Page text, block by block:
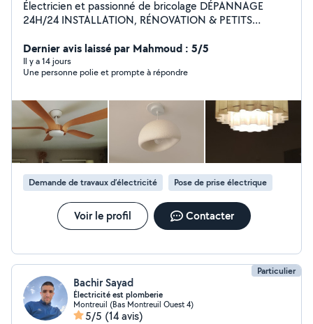
Électricien et passionné de bricolage DÉPANNAGE
24H/24 INSTALLATION, RÉNOVATION & PETITS
dans l'électricité bâtiment, tertiaire et industriel.
Disponible immédiatement 7j/7 Dépannage d'urgence
24h/24 ________________________________________ Prestations
disjoncteurs HS) Petites réparations électriques (prises,
interrupteurs, luminaires, sonnettes, etc.) Installation et
rénovation de tableaux électriques Tirage de câbles,
pose de points lumineux et d'appareillages Lecture et
réalisation de plans/schémas électrique Installation de
TV Montage rideaux Montage kit meuble Pose des
plaque d'induction 'machine a laver .frigo.four.....exc .
Montage des luminaire sport lustre hublot ex...
________________________________________ Besoin d'un électricien
fiable pour une panne, une réparation ou une installation
m'appeler.
Dernier avis laissé par Mahmoud : 5/5
Il y a 14 jours
Une personne polie et prompte à répondre
Demande de travaux d’électricité Pose de prise électrique
Voir le profil Contacter
Particulier
Bachir Sayad
Électricité est plomberie
Montreuil (Bas Montreuil Ouest 4)
5/5 (14 avis)